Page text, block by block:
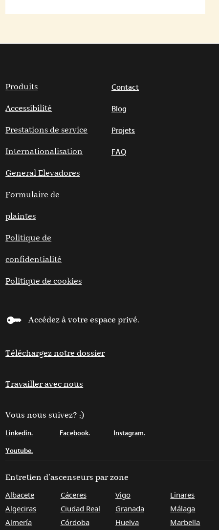
Produits
Accessibilité
Prestations de service
Internationalisation
General Elevadores
Formulaire de
plaintes
Politique de
confidentialité
Politique de cookies
Contact
Blog
Projets
FAQ
Accédez à votre espace privé.
Téléchargez notre dossier
Travailler avec nous
Vous nous suivez? ;)
Linkedin. Facebook. Instagram.
Youtube.
Entretien d’ascenseurs par zone
Albacete
Algeciras
Almería
Cáceres
Ciudad Real
Córdoba
Vigo
Granada
Huelva
Linares
Málaga
Marbella